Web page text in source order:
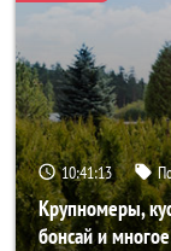
10:41:12
Крупномеры,
бонсай и